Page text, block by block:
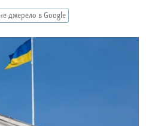
джерело в Google